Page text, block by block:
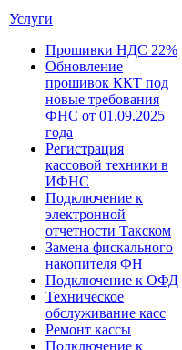
Услуги
Прошивки НДС 22%
Обновление
прошивок ККТ под
новые требования
ФНС от 01.09.2025
года
Регистрация
кассовой техники в
ИФНС
Подключение к
электронной
отчетности Такском
Замена фискального
накопителя ФН
Подключение к ОФД
Техническое
обслуживание касс
Ремонт кассы
Подключение к